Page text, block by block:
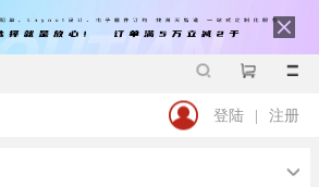
登陆 | 注册